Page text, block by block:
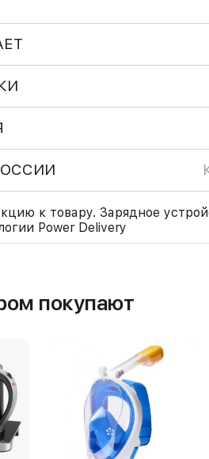
к товару. Зарядное
Power Delivery
покупают